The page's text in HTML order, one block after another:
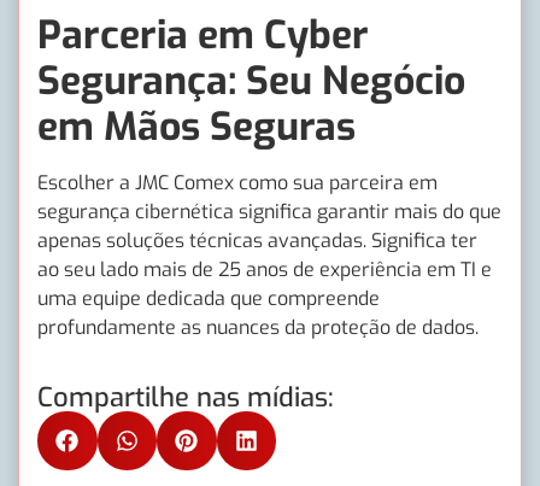
Parceria em Cyber
Segurança: Seu Negócio
em Mãos Seguras
Escolher a JMC Comex como sua parceira em
segurança cibernética significa garantir mais do que
apenas soluções técnicas avançadas. Significa ter
ao seu lado mais de 25 anos de experiência em TI e
uma equipe dedicada que compreende
profundamente as nuances da proteção de dados.
Compartilhe nas mídias: